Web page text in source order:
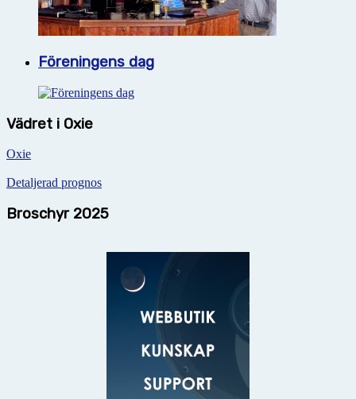
Föreningens dag
Vädret i Oxie
Oxie
Detaljerad prognos
Broschyr 2025